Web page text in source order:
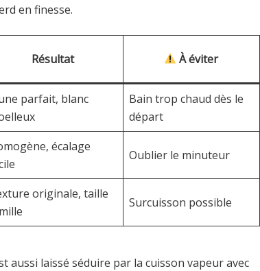
en finesse.
Résultat À éviter
parfait, blanc
Bain trop chaud dès le
départ
écalage
Oublier le minuteur
originale, taille
Surcuisson possible
aussi laissé séduire par la cuisson vapeur avec